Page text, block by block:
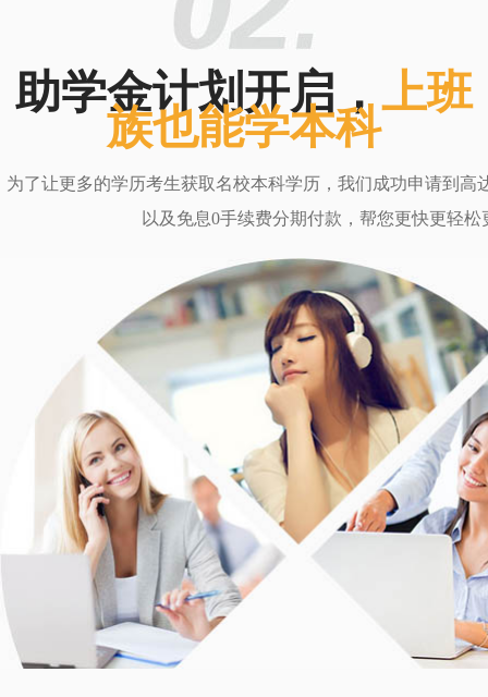
助学金计划开启，上班
族也能学本科
为了让更多的学历考生获取名校本科学历，我们成功申请到高
以及免息0手续费分期付款，帮您更快更轻松